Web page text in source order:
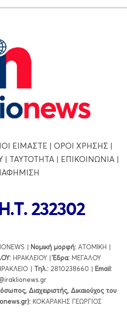
ΕΙΜΑΣΤΕ | ΟΡΟΙ ΧΡΗΣΗΣ |
| ΤΑΥΤΟΤΗΤΑ | ΕΠΙΚΟΙΝΩΝΙΑ |
| Νομική μορφή: ΑΤΟΜΙΚΗ |
ΗΡΑΚΛΕΙΟΥ |Έδρα: ΜΕΓΑΛΟΥ
| Τηλ.: 2810238660 | Εmail:
Διαχειριστής, Δικαιούχος του
ΚΟΚΑΡΑΚΗΣ ΓΕΩΡΓΙΟΣ